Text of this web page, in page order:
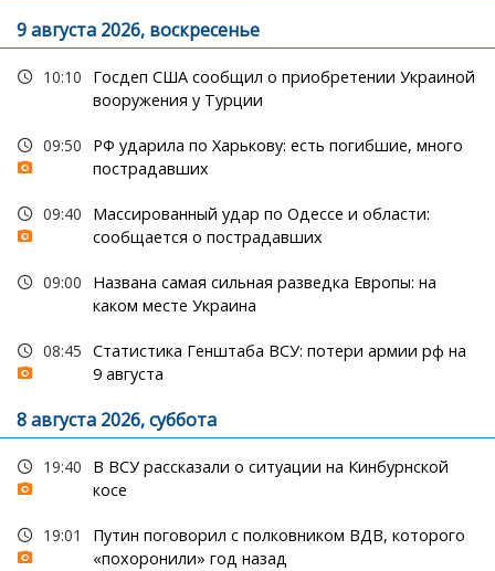
9 августа 2026, воскресенье
10:10
Госдеп США сообщил о приобретении Украиной
вооружения у Турции
09:50
РФ ударила по Харькову: есть погибшие, много
пострадавших
09:40
Массированный удар по Одессе и области:
сообщается о пострадавших
09:00
Названа самая сильная разведка Европы: на
каком месте Украина
08:45 Статистика Генштаба ВСУ: потери армии рф на
9 августа
8 августа 2026, суббота
19:40
В ВСУ рассказали о ситуации на Кинбурнской
косе
19:01
Путин поговорил с полковником ВДВ, которого
«похоронили» год назад